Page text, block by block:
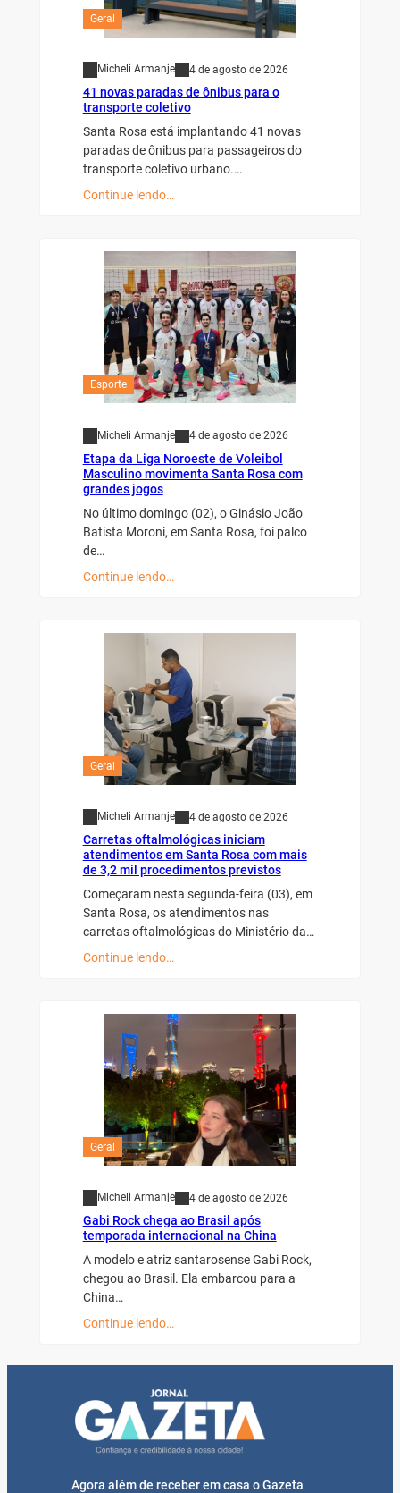
Geral
Micheli Armanje 4 de agosto de 2026
41 novas paradas de ônibus para o
transporte coletivo
Santa Rosa está implantando 41 novas
paradas de ônibus para passageiros do
transporte coletivo urbano.…
Continue lendo…
Esporte
Micheli Armanje 4 de agosto de 2026
Etapa da Liga Noroeste de Voleibol
Masculino movimenta Santa Rosa com
grandes jogos
No último domingo (02), o Ginásio João
Batista Moroni, em Santa Rosa, foi palco
de…
Continue lendo…
Geral
Micheli Armanje 4 de agosto de 2026
Carretas oftalmológicas iniciam
atendimentos em Santa Rosa com mais
de 3,2 mil procedimentos previstos
Começaram nesta segunda-feira (03), em
Santa Rosa, os atendimentos nas
carretas oftalmológicas do Ministério da…
Continue lendo…
Geral
Micheli Armanje 4 de agosto de 2026
Gabi Rock chega ao Brasil após
temporada internacional na China
A modelo e atriz santarosense Gabi Rock,
chegou ao Brasil. Ela embarcou para a
China…
Continue lendo…
Agora além de receber em casa o Gazeta